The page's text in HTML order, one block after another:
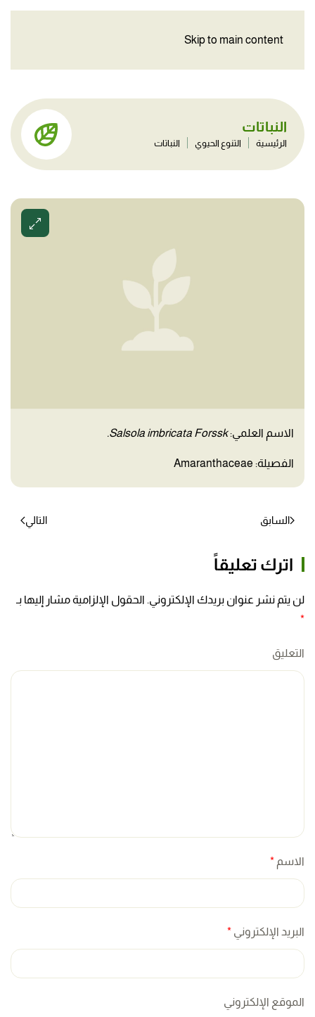
Skip to main content
النباتات
الرئيسية التنوع الحيوي النباتات
الاسم العلمي:Salsola imbricata Forssk.
الفصيلة: Amaranthaceae
السابق التالي
اترك تعليقاً
لن يتم نشر عنوان بريدك الإلكتروني. الحقول الإلزامية مشار إليها بـ
*
التعليق
الاسم *
البريد الإلكتروني *
الموقع الإلكتروني